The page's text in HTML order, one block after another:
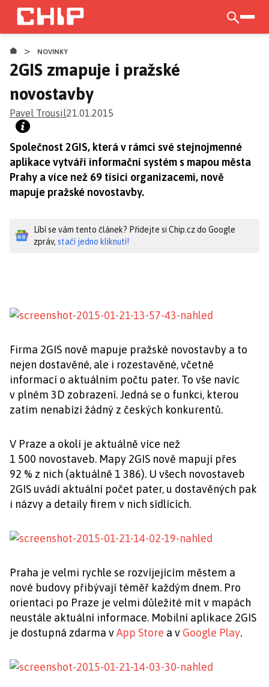
Přejít
hlavnímu
obsahu
> NOVINKY
2GIS zmapuje i pražské
novostavby
Pavel Trousil21.01.2015
Společnost 2GIS, která v rámci své stejnojmenné
aplikace vytváří informační systém s mapou města
Prahy a více než 69 tisíci organizacemi, nově
mapuje pražské novostavby.
Líbí se vám tento článek? Přidejte si Chip.cz do Google
zpráv, stačí jedno kliknutí!
Firma 2GIS nově mapuje pražské novostavby a to
nejen dostavěné, ale i rozestavěné, včetně
informací o aktuálním počtu pater. To vše navíc
v plném 3D zobrazení. Jedná se o funkci, kterou
zatím nenabízí žádný z českých konkurentů.
V Praze a okolí je aktuálně více než
1 500 novostaveb. Mapy 2GIS nově mapují přes
92 % z nich (aktuálně 1 386). U všech novostaveb
2GIS uvádí aktuální počet pater, u dostavěných pak
i názvy a detaily firem v nich sídlících.
Praha je velmi rychle se rozvíjejícím městem a
nové budovy přibývají téměř každým dnem. Pro
orientaci po Praze je velmi důležité mít v mapách
neustále aktuální informace. Mobilní aplikace 2GIS
je dostupná zdarma vApp Store a v Google Play.